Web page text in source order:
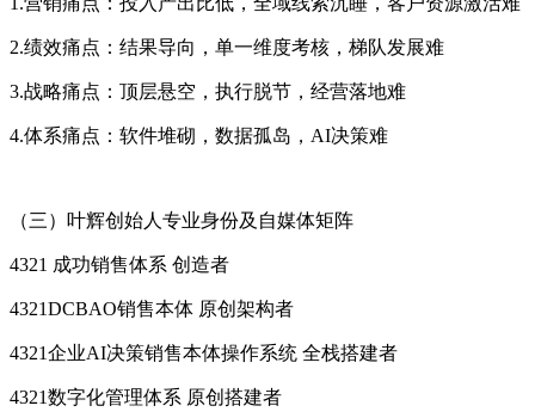
2.绩效痛点：结果导向，单一维度考核，梯队发展难
3.战略痛点：顶层悬空，执行脱节，经营落地难
4.体系痛点：软件堆砌，数据孤岛，AI决策难
（三）叶辉创始人专业身份及自媒体矩阵
4321 成功销售体系 创造者
4321DCBAO销售本体 原创架构者
4321企业AI决策销售本体操作系统 全栈搭建者
4321数字化管理体系 原创搭建者